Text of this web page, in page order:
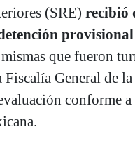
(SRE) recibió
provisional
que fueron
Fiscalía General de
conforme a